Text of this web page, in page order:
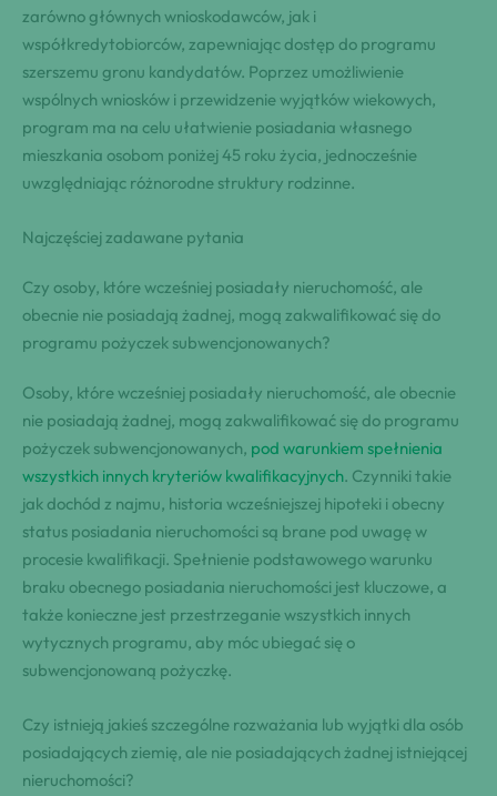
zarówno głównych wnioskodawców, jak i
współkredytobiorców, zapewniając dostęp do programu
szerszemu gronu kandydatów. Poprzez umożliwienie
wspólnych wniosków i przewidzenie wyjątków wiekowych,
program ma na celu ułatwienie posiadania własnego
mieszkania osobom poniżej 45 roku życia, jednocześnie
uwzględniając różnorodne struktury rodzinne.
Najczęściej zadawane pytania
Czy osoby, które wcześniej posiadały nieruchomość, ale
obecnie nie posiadają żadnej, mogą zakwalifikować się do
programu pożyczek subwencjonowanych?
Osoby, które wcześniej posiadały nieruchomość, ale obecnie
nie posiadają żadnej, mogą zakwalifikować się do programu
pożyczek subwencjonowanych, pod warunkiem spełnienia
wszystkich innych kryteriów kwalifikacyjnych. Czynniki takie
jak dochód z najmu, historia wcześniejszej hipoteki i obecny
status posiadania nieruchomości są brane pod uwagę w
procesie kwalifikacji. Spełnienie podstawowego warunku
braku obecnego posiadania nieruchomości jest kluczowe, a
także konieczne jest przestrzeganie wszystkich innych
wytycznych programu, aby móc ubiegać się o
subwencjonowaną pożyczkę.
Czy istnieją jakieś szczególne rozważania lub wyjątki dla osób
posiadających ziemię, ale nie posiadających żadnej istniejącej
nieruchomości?